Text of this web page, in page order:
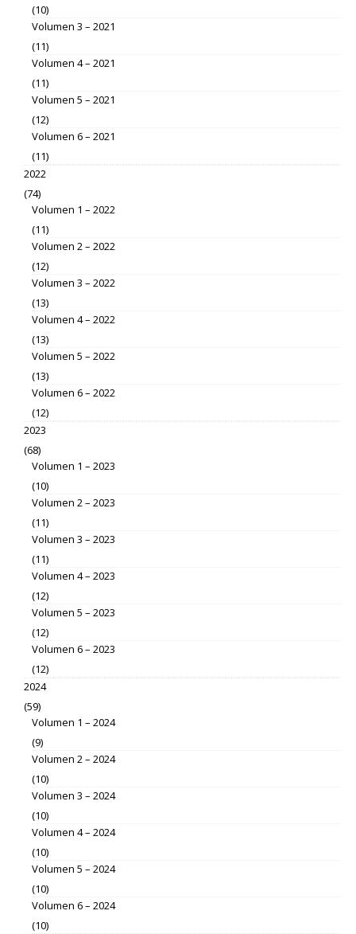
(10)
Volumen 3 – 2021
(11)
Volumen 4 – 2021
(11)
Volumen 5 – 2021
(12)
Volumen 6 – 2021
(11)
2022
(74)
Volumen 1 – 2022
(11)
Volumen 2 – 2022
(12)
Volumen 3 – 2022
(13)
Volumen 4 – 2022
(13)
Volumen 5 – 2022
(13)
Volumen 6 – 2022
(12)
2023
(68)
Volumen 1 – 2023
(10)
Volumen 2 – 2023
(11)
Volumen 3 – 2023
(11)
Volumen 4 – 2023
(12)
Volumen 5 – 2023
(12)
Volumen 6 – 2023
(12)
2024
(59)
Volumen 1 – 2024
(9)
Volumen 2 – 2024
(10)
Volumen 3 – 2024
(10)
Volumen 4 – 2024
(10)
Volumen 5 – 2024
(10)
Volumen 6 – 2024
(10)